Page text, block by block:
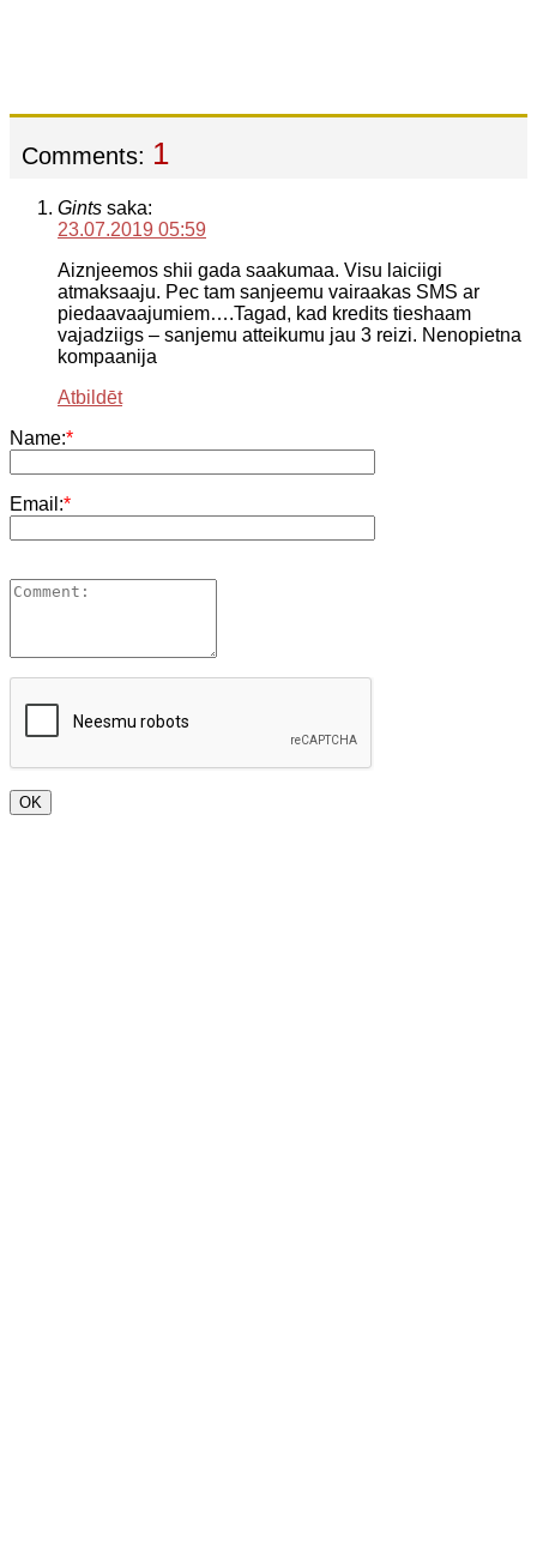
Comments: 1
Gints saka:
23.07.2019 05:59
Aiznjeemos shii gada saakumaa. Visu laiciigi
atmaksaaju. Pec tam sanjeemu vairaakas SMS ar
piedaavaajumiem….Tagad, kad kredits tieshaam
vajadziigs – sanjemu atteikumu jau 3 reizi. Nenopietna
kompaanija
Atbildēt
Name:*
Email:*